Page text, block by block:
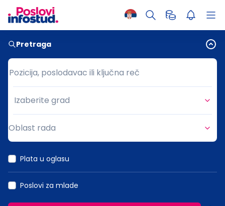
Pretraga
Pozicija, poslodavac ili ključna reč
Pozicija, poslodavac ili ključna reč
Grad
Izaberite grad
Oblast rada
Plata u oglasu
Poslovi za mlade